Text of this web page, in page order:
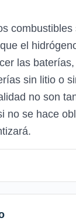
combustibles
el
las
sin litio o
no son
no se hace